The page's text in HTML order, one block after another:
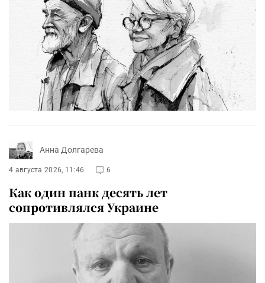
Анна Долгарева
4 августа 2026, 11:46 6
Как один панк десять лет
сопротивлялся Украине